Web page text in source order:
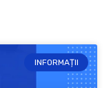
INFORMAȚII